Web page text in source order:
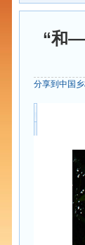
“和
分享到中国